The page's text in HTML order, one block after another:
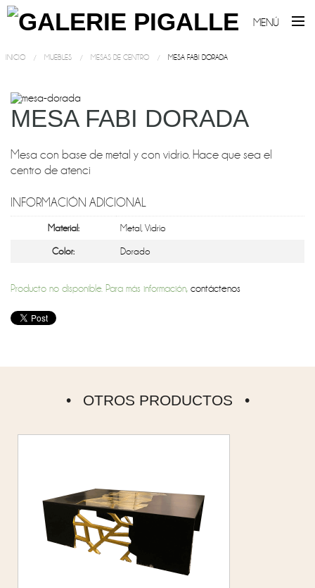
MENÚ
INICIO MUEBLES MESAS DE CENTRO MESA FABI DORADA
MESA FABI DORADA
Mesa con base de metal y con vidrio. Hace que sea el
centro de atenci
INFORMACIÓN ADICIONAL
Material: Metal Vidrio
Color: Dorado
Producto no disponible. Para más información, contáctenos
OTROS PRODUCTOS